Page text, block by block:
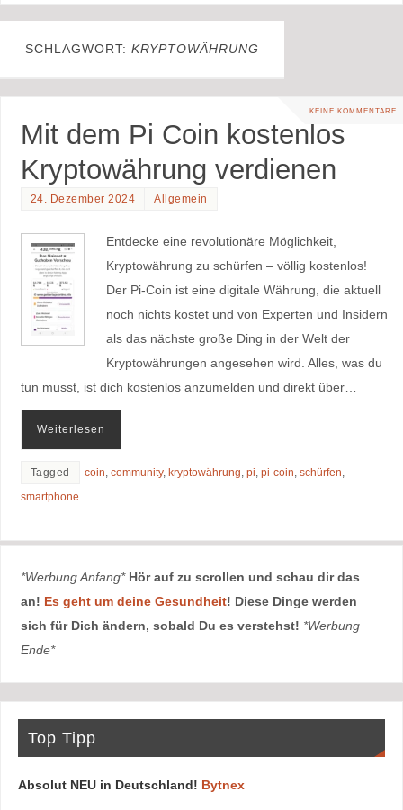
SCHLAGWORT: KRYPTOWÄHRUNG
KEINE KOMMENTARE
Mit dem Pi Coin kostenlos
Kryptowährung verdienen
24. Dezember 2024 Allgemein
Entdecke eine revolutionäre Möglichkeit,
Kryptowährung zu schürfen – völlig kostenlos!
Der Pi-Coin ist eine digitale Währung, die aktuell
noch nichts kostet und von Experten und Insidern
als das nächste große Ding in der Welt der
Kryptowährungen angesehen wird. Alles, was du
tun musst, ist dich kostenlos anzumelden und direkt über…
Weiterlesen
Tagged coin, community, kryptowährung, pi, pi-coin, schürfen,
smartphone
*Werbung Anfang* Hör auf zu scrollen und schau dir das
an! Es geht um deine Gesundheit! Diese Dinge werden
sich für Dich ändern, sobald Du es verstehst! *Werbung
Ende*
Top Tipp
Absolut NEU in Deutschland! Bytnex